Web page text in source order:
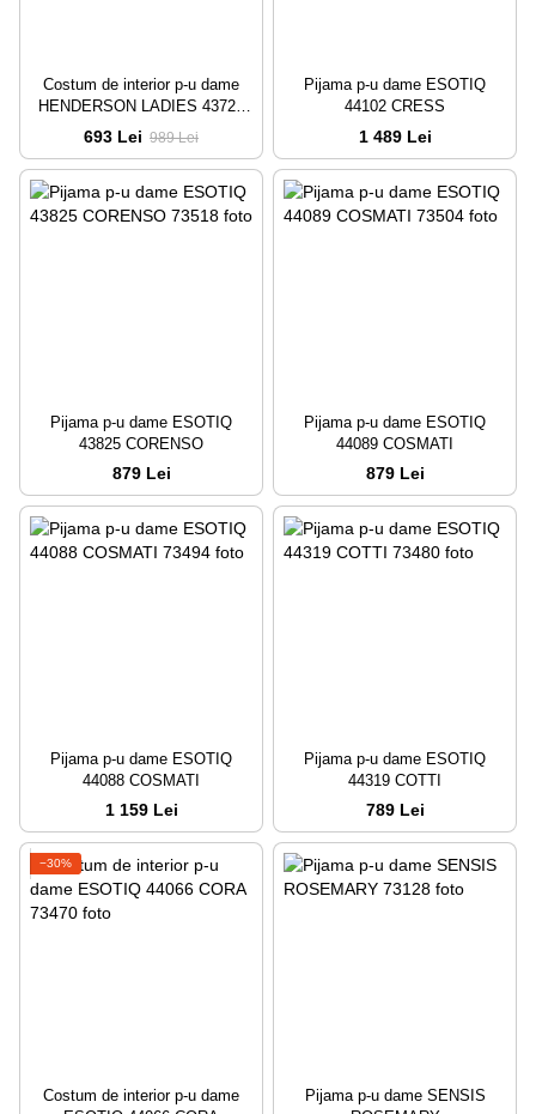
Costum de interior p-u dame
HENDERSON LADIES 43722
DELANIE
693 Lei 989 Lei
Pijama p-u dame ESOTIQ
44102 CRESS
1 489 Lei
Pijama p-u dame ESOTIQ
43825 CORENSO
879 Lei
Pijama p-u dame ESOTIQ
44089 COSMATI
879 Lei
Pijama p-u dame ESOTIQ
44088 COSMATI
1 159 Lei
Pijama p-u dame ESOTIQ
44319 COTTI
789 Lei
−30%
Costum de interior p-u dame
Pijama p-u dame SENSIS